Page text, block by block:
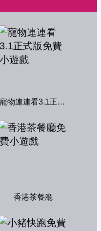
寵物連連看3.1正式版
香港茶餐廳